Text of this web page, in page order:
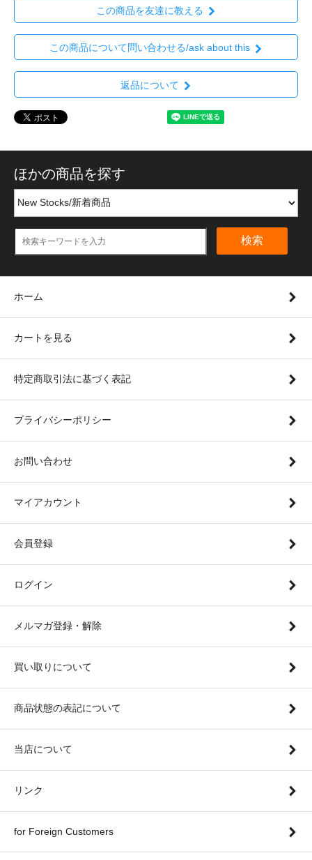
この商品を友達に教える
この商品について問い合わせる/ask about this
返品について
ほかの商品を探す
検索
ホーム
カートを見る
特定商取引法に基づく表記
プライバシーポリシー
お問い合わせ
マイアカウント
会員登録
ログイン
メルマガ登録・解除
買い取りについて
商品状態の表記について
当店について
リンク
for Foreign Customers